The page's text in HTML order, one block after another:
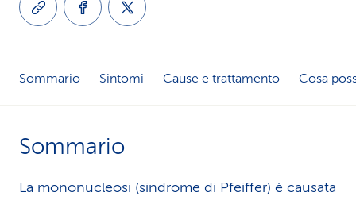
i
Sommario Sintomi Cause e trattamento Cosa
Sommario
La mononucleosi (sindrome di Pfeiffer) è causata